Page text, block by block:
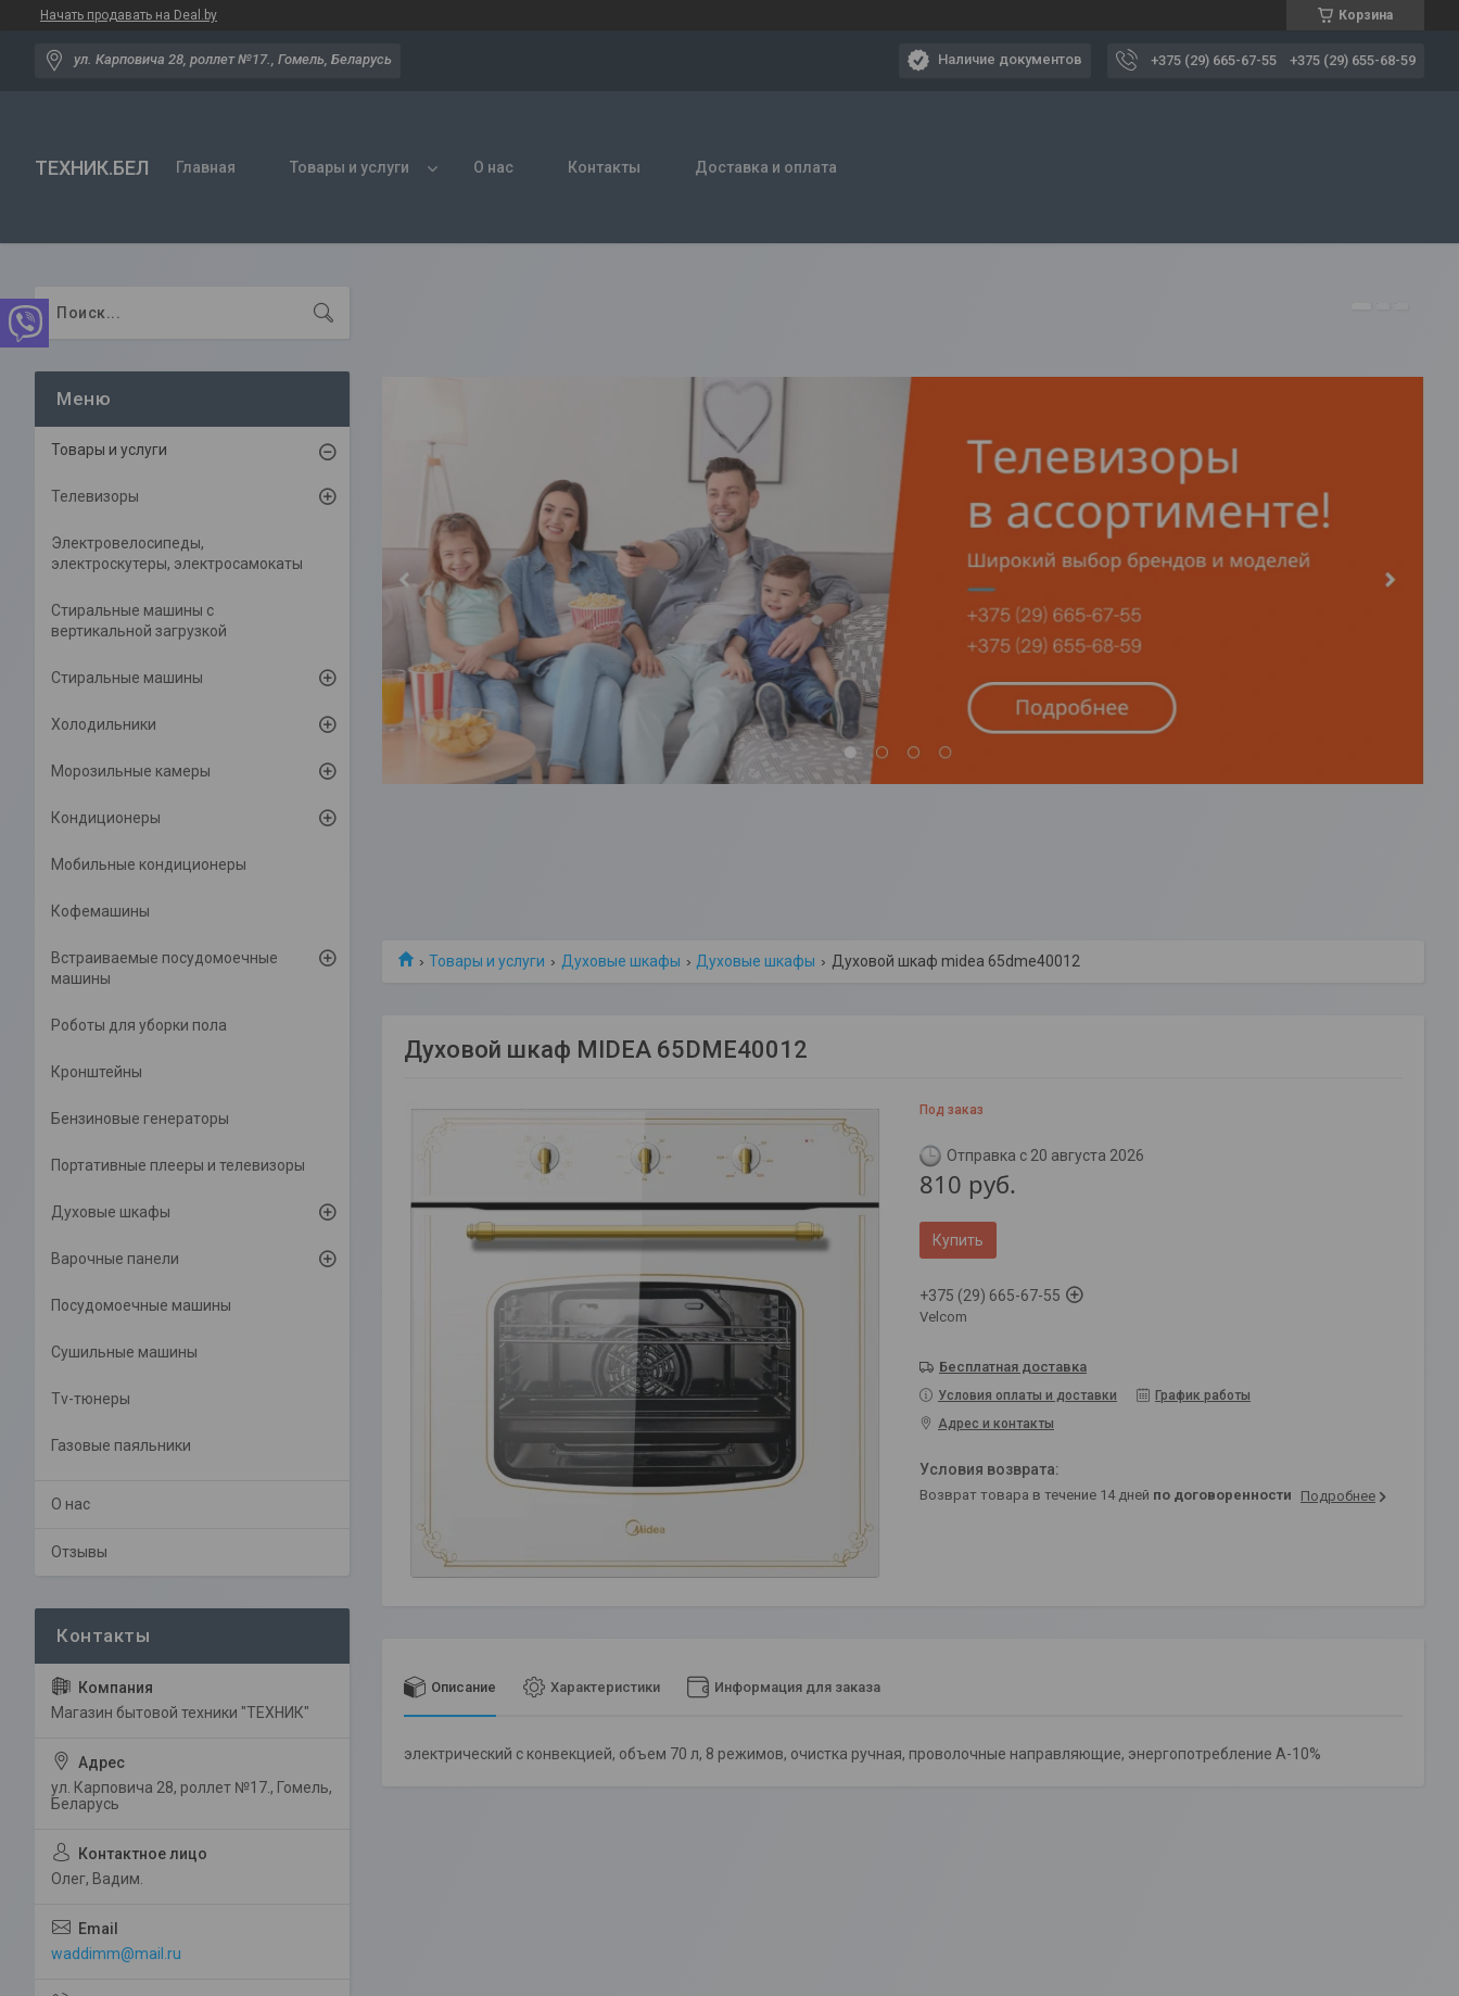
Начать продавать на Deal.by Корзина
ул. Карповича 28, роллет №17., Гомель, Беларусь Наличие документов +375 (29) 665-67-55 +375 (29) 655-68-59
ТЕХНИК.БЕЛ Главная Товары и услуги О нас Контакты Доставка и оплата
Товары и услуги Духовые шкафы Духовые шкафы Духовой шкаф midea 65dme40012
Духовой шкаф MIDEA 65DME40012
Под заказ
Отправка с 20 августа 2026
810 руб.
Купить
+375 (29) 665-67-55
Velcom
Бесплатная доставка
Условия оплаты и доставки
График работы
Адрес и контакты
возврат товара в течение 14 дней по договоренности Подробнее
Описание Характеристики Информация для заказа
электрический с конвекцией, объем 70 л, 8 режимов, очистка ручная, проволочные направляющие, энергопотребление A-10%
Товары и услуги
Телевизоры
Электровелосипеды,
электроскутеры, электросамокаты
Cтиральные машины с
вертикальной загрузкой
Стиральные машины
Холодильники
Морозильные камеры
Кондиционеры
Мобильные кондиционеры
Кофемашины
Встраиваемые посудомоечные
машины
Роботы для уборки пола
Кронштейны
Бензиновые генераторы
Портативные плееры и телевизоры
Духовые шкафы
Варочные панели
Посудомоечные машины
Сушильные машины
Tv-тюнеры
Газовые паяльники
О нас
Отзывы
Магазин бытовой техники "ТЕХНИК"
ул. Карповича 28, роллет №17., Гомель,
Беларусь
Олег, Вадим.
waddimm@mail.ru